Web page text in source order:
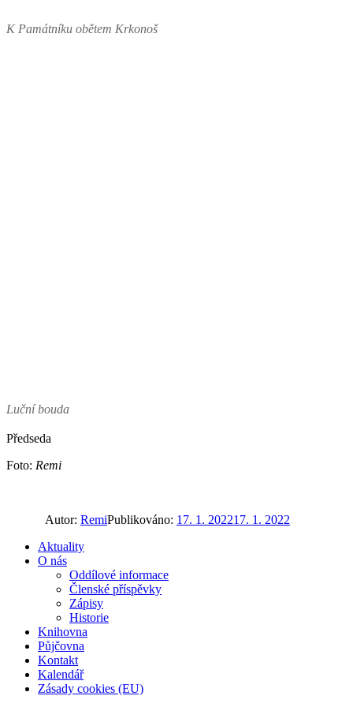
K Památníku obětem Krkonoš
Luční bouda
Předseda
Foto: Remi
Autor: RemiPublikováno: 17. 1. 202217. 1. 2022
Aktuality
O nás
Oddílové informace
Členské příspěvky
Zápisy
Historie
Knihovna
Půjčovna
Kontakt
Kalendář
Zásady cookies (EU)